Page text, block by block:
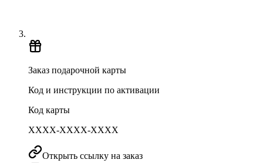
Заказ подарочной карты
Код и инструкции по активации
Код карты
XXXX-XXXX-XXXX
Открыть ссылку на заказ